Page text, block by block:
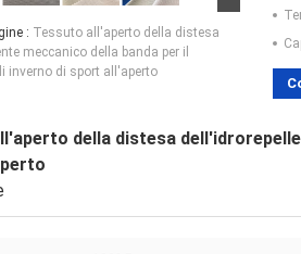
: Tessuto all'aperto della distesa
meccanico della banda per il
inverno di sport all'aperto
della distesa